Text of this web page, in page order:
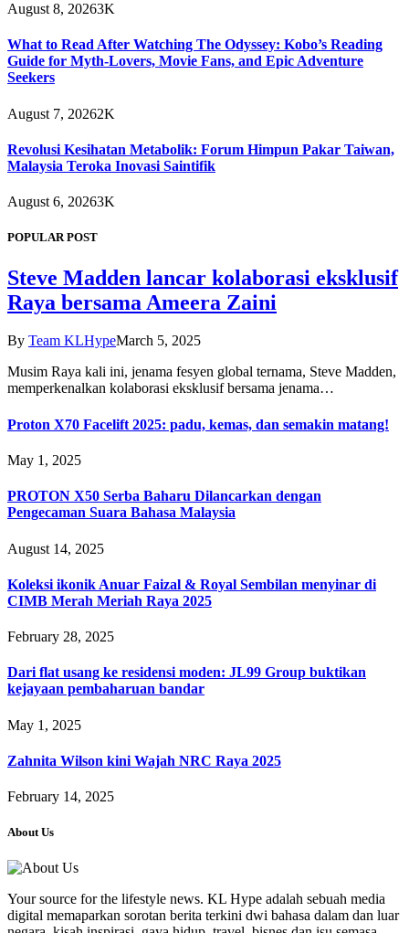
August 8, 20263K
What to Read After Watching The Odyssey: Kobo’s Reading
Guide for Myth-Lovers, Movie Fans, and Epic Adventure
Seekers
August 7, 20262K
Revolusi Kesihatan Metabolik: Forum Himpun Pakar Taiwan,
Malaysia Teroka Inovasi Saintifik
August 6, 20263K
POPULAR POST
Steve Madden lancar kolaborasi eksklusif
Raya bersama Ameera Zaini
By Team KLHypeMarch 5, 2025
Musim Raya kali ini, jenama fesyen global ternama, Steve Madden,
memperkenalkan kolaborasi eksklusif bersama jenama…
Proton X70 Facelift 2025: padu, kemas, dan semakin matang!
May 1, 2025
PROTON X50 Serba Baharu Dilancarkan dengan
Pengecaman Suara Bahasa Malaysia
August 14, 2025
Koleksi ikonik Anuar Faizal & Royal Sembilan menyinar di
CIMB Merah Meriah Raya 2025
February 28, 2025
Dari flat usang ke residensi moden: JL99 Group buktikan
kejayaan pembaharuan bandar
May 1, 2025
Zahnita Wilson kini Wajah NRC Raya 2025
February 14, 2025
About Us
Your source for the lifestyle news. KL Hype adalah sebuah media
digital memaparkan sorotan berita terkini dwi bahasa dalam dan luar